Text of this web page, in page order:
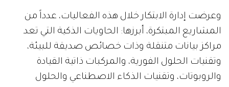
وعرضت إدارة الابتكار خلال هذه الفعاليات، عدداً من
المشاريع المبتكرة، أبرزها: الحاويات الذكية التي تعد
مراكز بيانات متنقلة وذات خصائص صديقة للبيئة،
وتقنيات الحلول الفورية، والمركبات ذاتية القيادة
والروبوتات، وتقنيات الذكاء الاصطناعي والحلول